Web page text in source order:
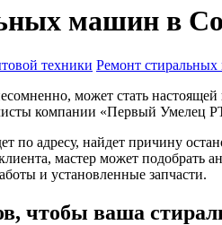
машин в
техники Ремонт
может стать
компании «Первый Умелец
по адресу, найдет причину
мастер может подобрать
и установленные запчасти.
чтобы ваша